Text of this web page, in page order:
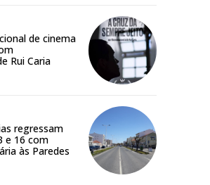
de cinema
Rui Caria
regressam
e 16 com
às Paredes